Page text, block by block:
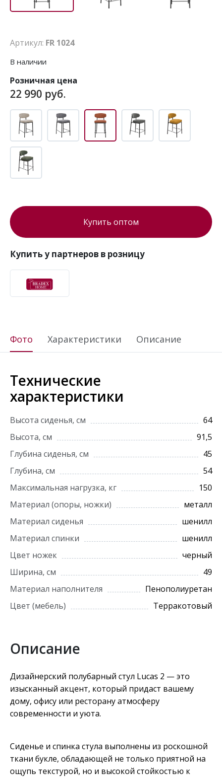
Артикул: FR 1024
В наличии
Розничная цена
22 990 руб.
Купить оптом
Купить у партнеров в розницу
Фото Характеристики Описание
Технические
характеристики
Высота сиденья, см
64
Высота, см
91,5
Глубина сиденья, см
45
Глубина, см
54
Максимальная нагрузка, кг
150
Материал (опоры, ножки)
металл
Материал сиденья
шенилл
Материал спинки
шенилл
Цвет ножек
черный
Ширина, см
49
Материал наполнителя
Пенополиуретан
Цвет (мебель)
Терракотовый
Описание
Дизайнерский полубарный стул Lucas 2 — это
изысканный акцент, который придаст вашему
дому, офису или ресторану атмосферу
современности и уюта.
Сиденье и спинка стула выполнены из роскошной
ткани букле, обладающей не только приятной на
ощупь текстурой, но и высокой стойкостью к